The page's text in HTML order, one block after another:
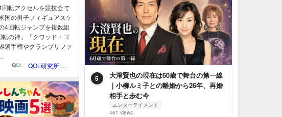
転アクセルを競技会で
国の男子フィギュアスケ
4回転ジャンプを複数組
の神」「クワッド・ゴ
選手権やグランプリファ
QOL研究所 ウェブマガジン
5
大澄賢也の現在は60歳で舞台の第一線
｜小柳ルミ子との離婚から26年、再婚
相手と歩む今
エンターテイメント
461 views